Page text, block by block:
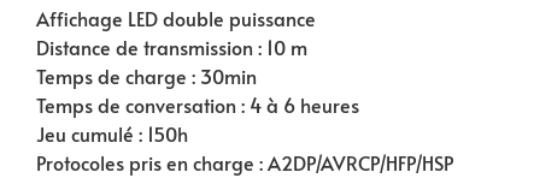
Affichage LED double puissance
Distance de transmission : 10 m
Temps de charge : 30min
Temps de conversation : 4 à 6 heures
Jeu cumulé : 150h
Protocoles pris en charge : A2DP/AVRCP/HFP/HSP